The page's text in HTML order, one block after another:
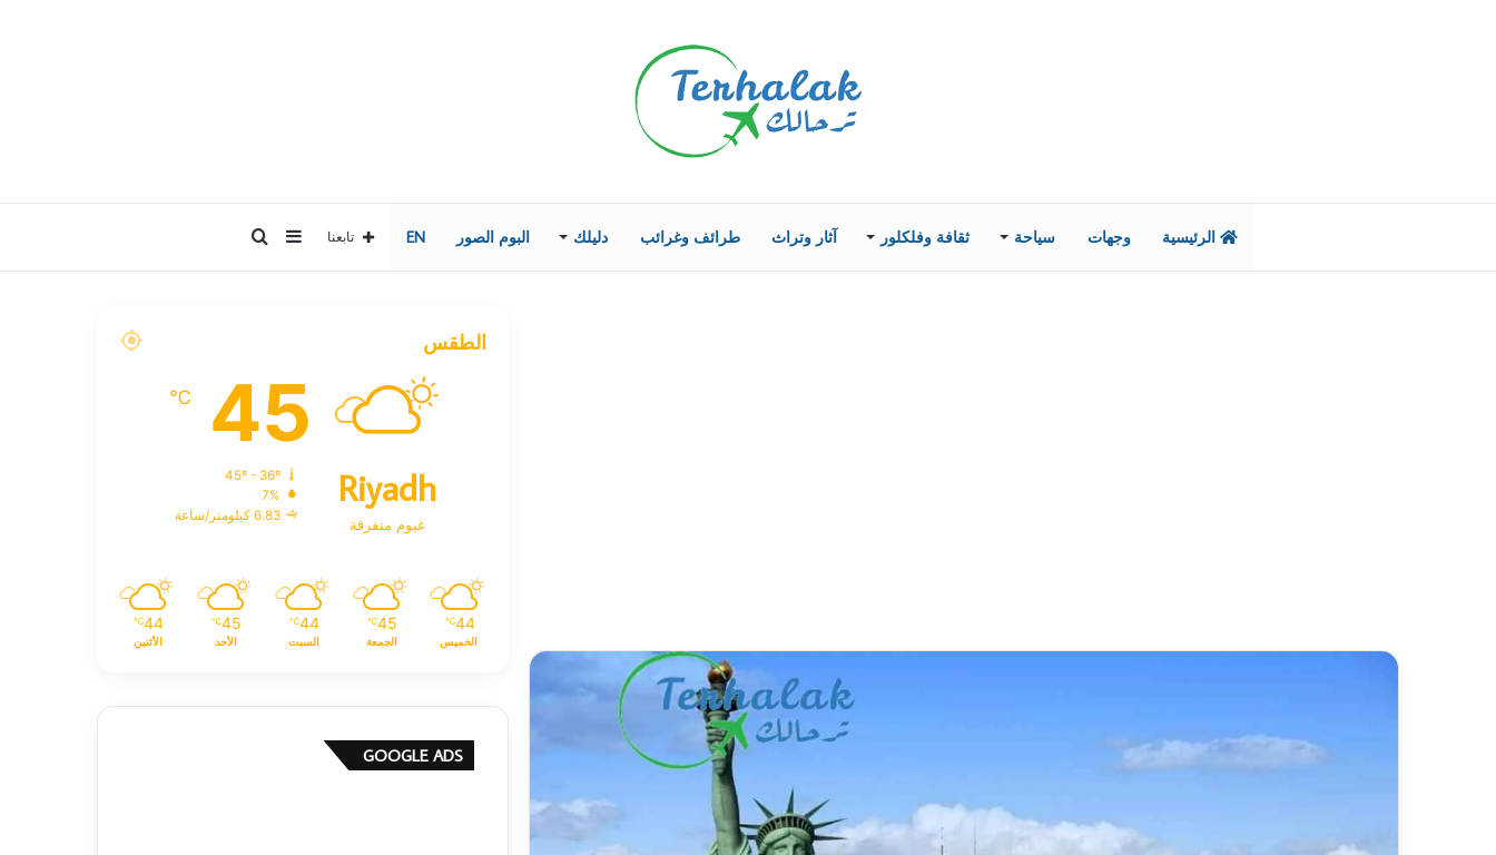
الرئيسية وجهات سياحة ثقافة وفلكلور آثار وتراث طرائف وغرائب دليلك البوم الصور EN إضافة تابعنا
الطقس
Riyadh
غيوم متفرقة
45
℃
45º - 36º
7%
6.83 كيلومتر/ساعة
44
℃
الخميس
45
℃
الجمعة
44
℃
السبت
45
℃
الأحد
44
℃
الأثنين
GOOGLE ADS